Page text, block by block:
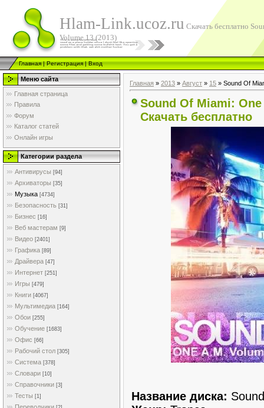
Hlam-Link.ucoz.ru Скачать бесплатно
Volume 13 (2013)
Главная|Регистрация|Вход
Меню сайта
Главная страница
Правила
Форум
Каталог статей
Онлайн игры
Категории раздела
Антивирусы [94]
Архиваторы [35]
Музыка [4734]
Безопасность [31]
Бизнес [16]
Веб мастерам [9]
Видео [2401]
Графика [89]
Драйвера [47]
Интернет [251]
Игры [479]
Книги [4067]
Мультимедиа [164]
Обои [255]
Обучение [1683]
Офис [66]
Рабочий стол [305]
Система [378]
Словари [10]
Справочники [3]
Тесты [1]
Главная » 2013 » Август » 15 » Sound Of
Sound Of Miami:
Скачать бесплатно
Название диска: